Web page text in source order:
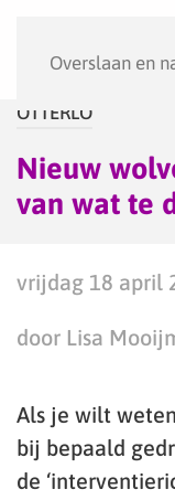
Overslaan en
OTTERLO
Nieuw
van wat te
vrijdag 18 april
door Lisa
Als je wilt
bij bepaald
de